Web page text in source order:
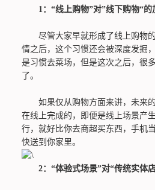
1：“线上购物”对”线下购物“的
尽管大家早就形成了线上购物的
情之后，这个习惯还会被深度发掘
是习惯去菜场，但是这次之后，很
了。
如果仅从购物方面来讲，未来的
在线上完成的，即便是线上场景产
行，就好比你去商超买东西，手机
快送到你家里。
2：“体验式场景”对“传统实体店